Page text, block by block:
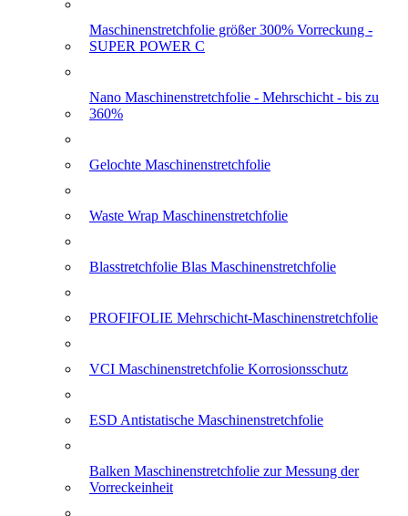
Maschinenstretchfolie größer 300% Vorreckung -
SUPER POWER C
Nano Maschinenstretchfolie - Mehrschicht - bis zu
360%
Gelochte Maschinenstretchfolie
Waste Wrap Maschinenstretchfolie
Blasstretchfolie Blas Maschinenstretchfolie
PROFIFOLIE Mehrschicht-Maschinenstretchfolie
VCI Maschinenstretchfolie Korrosionsschutz
ESD Antistatische Maschinenstretchfolie
Balken Maschinenstretchfolie zur Messung der
Vorreckeinheit